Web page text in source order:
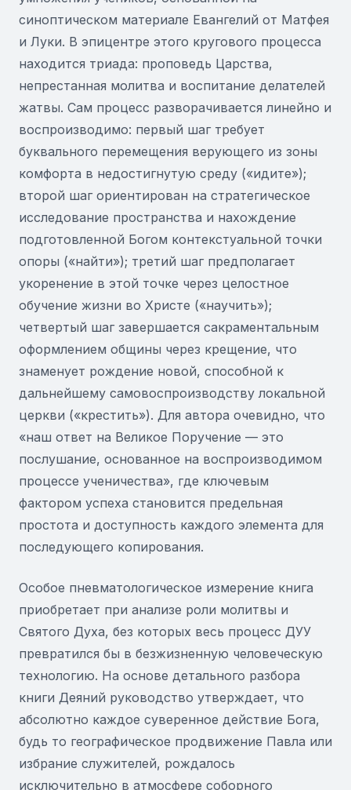
синоптическом материале Евангелий от Матфея
и Луки. В эпицентре этого кругового процесса
находится триада: проповедь Царства,
непрестанная молитва и воспитание делателей
жатвы. Сам процесс разворачивается линейно и
воспроизводимо: первый шаг требует
буквального перемещения верующего из зоны
комфорта в недостигнутую среду («идите»);
второй шаг ориентирован на стратегическое
исследование пространства и нахождение
подготовленной Богом контекстуальной точки
опоры («найти»); третий шаг предполагает
укоренение в этой точке через целостное
обучение жизни во Христе («научить»);
четвертый шаг завершается сакраментальным
оформлением общины через крещение, что
знаменует рождение новой, способной к
дальнейшему самовоспроизводству локальной
церкви («крестить»). Для автора очевидно, что
«наш ответ на Великое Поручение — это
послушание, основанное на воспроизводимом
процессе ученичества», где ключевым
фактором успеха становится предельная
простота и доступность каждого элемента для
последующего копирования.
Особое пневматологическое измерение книга
приобретает при анализе роли молитвы и
Святого Духа, без которых весь процесс ДУУ
превратился бы в безжизненную человеческую
технологию. На основе детального разбора
книги Деяний руководство утверждает, что
абсолютно каждое суверенное действие Бога,
будь то географическое продвижение Павла или
избрание служителей, рождалось
исключительно в атмосфере соборного